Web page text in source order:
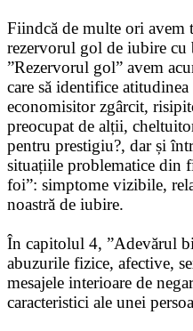
Fiindcă de multe ori avem
rezervorul gol de iubire
”Rezervorul gol” avem
care să identifice
economisitor zgârcit,
preocupat de alții,
pentru prestigiu?, dar și
situațiile problematice din
foi”: simptome vizibile,
noastră de iubire.
În capitolul 4, ”Adevărul
abuzurile fizice, afective,
mesajele interioare de
caracteristici ale unei